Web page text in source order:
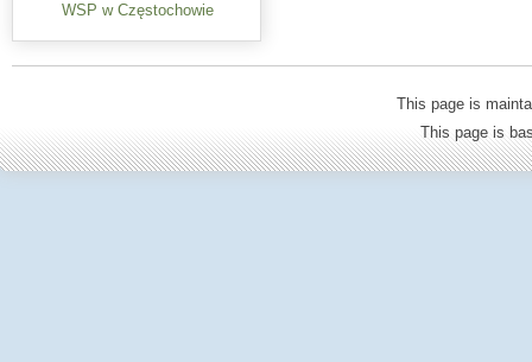
WSP w Częstochowie
This page is
This page is